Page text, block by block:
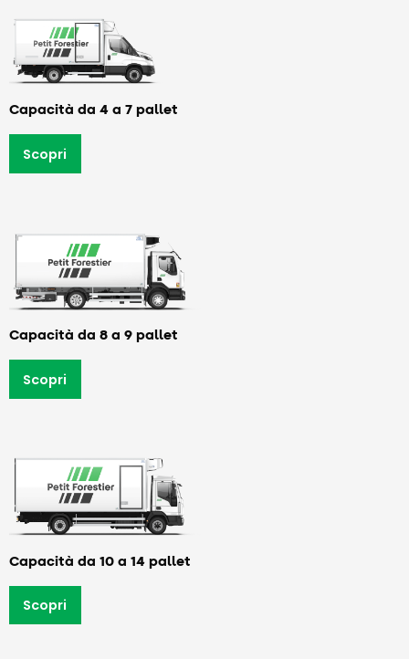
Capacità da 4 a 7 pallet
Scopri
Capacità da 8 a 9 pallet
Scopri
Capacità da 10 a 14 pallet
Scopri